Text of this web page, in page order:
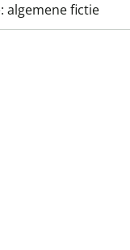
algemene fictie